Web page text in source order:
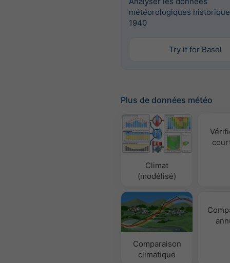
météorologiques
1940
Try it for Basel
Plus de données météo
Climat
(modélisé)
Comparaison
climatique